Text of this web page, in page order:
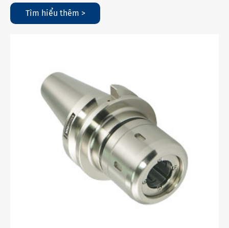
Tìm hiểu thêm >